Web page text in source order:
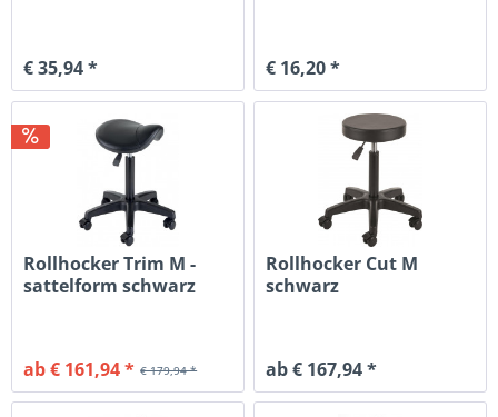
€ 35,94 * € 16,20 *
Rollhocker Trim M -
sattelform schwarz
€ 179,94 *
ab € 161,94 *
Rollhocker Cut M
schwarz
ab € 167,94 *